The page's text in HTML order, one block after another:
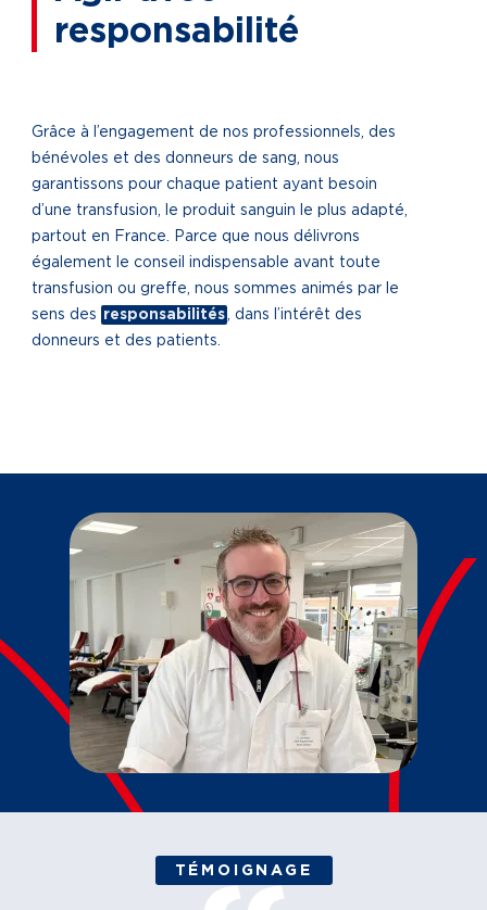
responsabilité
Grâce à l’engagement de nos professionnels, des
bénévoles et des donneurs de sang, nous
garantissons pour chaque patient ayant besoin
d’une transfusion, le produit sanguin le plus adapté,
partout en France. Parce que nous délivrons
également le conseil indispensable avant toute
transfusion ou greffe, nous sommes animés par le
sens des responsabilités, dans l’intérêt des
donneurs et des patients.
TÉMOIGNAGE